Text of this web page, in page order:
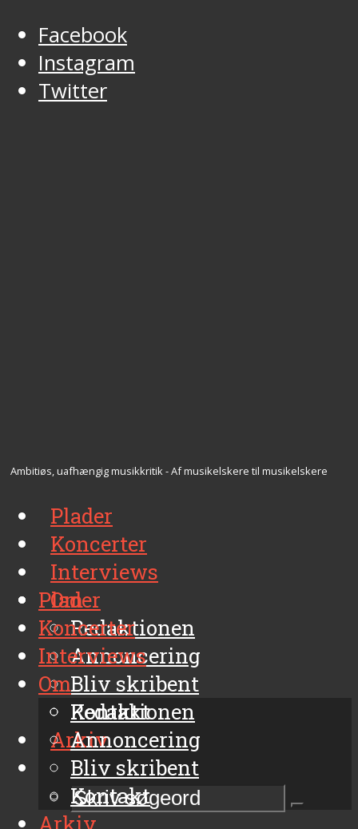
Facebook
Instagram
Twitter
Ambitiøs, uafhængig musikkritik - Af musikelskere til musikelskere
Plader
Koncerter
Interviews
Om
Redaktionen
Annoncering
Bliv skribent
Kontakt
Arkiv
Plader
Koncerter
Interviews
Om
Redaktionen
Annoncering
Bliv skribent
Kontakt
Arkiv